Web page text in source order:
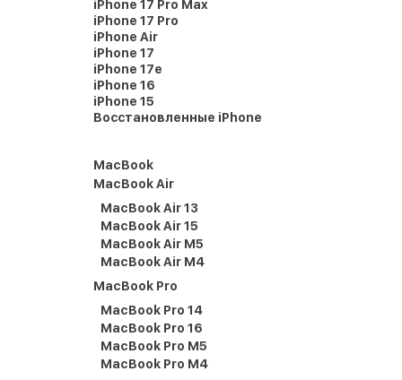
iPhone 17 Pro Max
iPhone 17 Pro
iPhone Air
iPhone 17
iPhone 17e
iPhone 16
iPhone 15
Восстановленные iPhone
MacBook
MacBook Air
MacBook Air 13
MacBook Air 15
MacBook Air M5
MacBook Air M4
MacBook Pro
MacBook Pro 14
MacBook Pro 16
MacBook Pro M5
MacBook Pro M4